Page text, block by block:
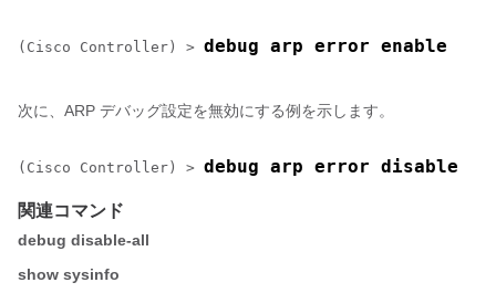
(Cisco Controller) > debug arp error enable
次に、ARP デバッグ設定を無効にする例を示します。
(Cisco Controller) > debug arp error disable
関連コマンド
debug disable-all
show sysinfo